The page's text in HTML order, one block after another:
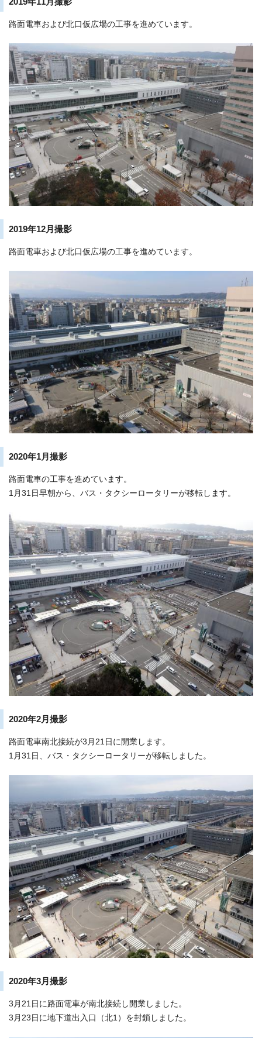
路面電車および北口仮広場の工事を進めています。
2019年12月撮影
路面電車および北口仮広場の工事を進めています。
2020年1月撮影
路面電車の工事を進めています。
1月31日早朝から、バス・タクシーロータリーが移転します。
2020年2月撮影
路面電車南北接続が3月21日に開業します。
1月31日、バス・タクシーロータリーが移転しました。
2020年3月撮影
3月21日に路面電車が南北接続し開業しました。
3月23日に地下道出入口（北1）を封鎖しました。